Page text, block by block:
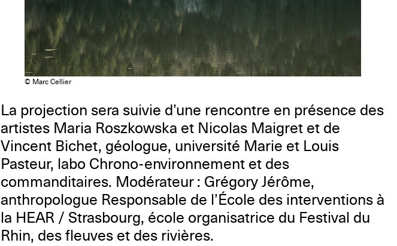
© Marc Cellier
La projection sera suivie d’une rencontre en présence des
artistes Maria Roszkowska et Nicolas Maigret et de
Vincent Bichet, géologue, université Marie et Louis
Pasteur, labo Chrono-environnement et des
commanditaires. Modérateur : Grégory Jérôme,
anthropologue Responsable de l’École des interventions à
la HEAR / Strasbourg, école organisatrice du Festival du
Rhin, des fleuves et des rivières.